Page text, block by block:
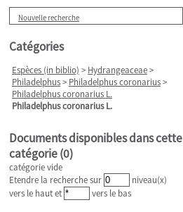
Nouvelle recherche
Catégories
Espèces (in biblio) > Hydrangeaceae>
Philadelphus> Philadelphus coronarius>
Philadelphus coronarius L.
Philadelphus coronarius L.
Documents disponibles dans cette
catégorie (0)
catégorie vide
Etendre la recherche sur
niveau(x)
vers le haut et
vers le bas